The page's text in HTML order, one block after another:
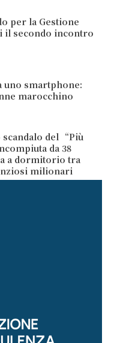
per la Gestione
il secondo incontro
uno smartphone:
marocchino
del “Più
da 38
a dormitorio tra
milionari